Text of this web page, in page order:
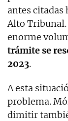
antes citadas
Alto Tribunal.
enorme
trámite se
2023.
A esta
problema.
dimitir